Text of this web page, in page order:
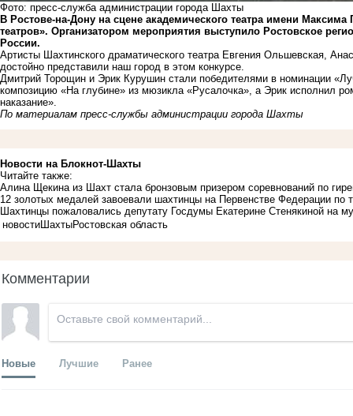
Фото: пресс-служба администрации города Шахты
В Ростове-на-Дону на сцене академического театра имени
театров». Организатором мероприятия выступило Ростовское
России.
Артисты Шахтинского драматического театра Евгения Ольшевская,
достойно представили наш город в этом конкурсе.
Дмитрий Торощин и Эрик Курушин стали победителями в номинации
композицию «На глубине» из мюзикла «Русалочка», а Эрик исполнил
наказание».
По материалам пресс-службы администрации города Шахты
Новости на Блoкнoт-Шахты
Читайте также:
Алина Щекина из Шахт стала бронзовым призером соревнований по
12 золотых медалей завоевали шахтинцы на Первенстве Федерации по
Шахтинцы пожаловались депутату Госдумы Екатерине Стенякиной на
новостиШахтыРостовская область
Комментарии
Новые Лучшие Ранее